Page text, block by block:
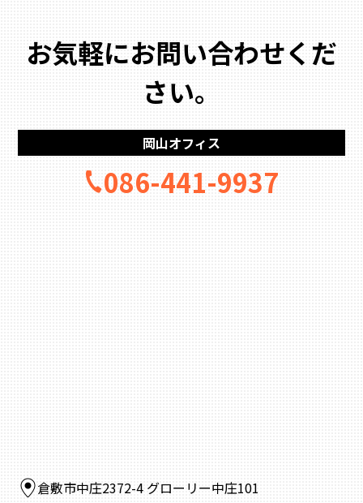
お気軽にお問い合わせくだ
さい。
岡山オフィス
086-441-9937
倉敷市中庄2372-4 グローリー中庄101